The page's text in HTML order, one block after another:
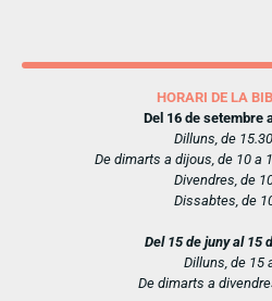
HORARI DE LA
Del 16 de setembre
Dilluns, de
De dimarts a dijous, de 10 a
Divendres, de
Dissabtes, de
Del 15 de juny al 15
Dilluns, de 15
De dimarts a